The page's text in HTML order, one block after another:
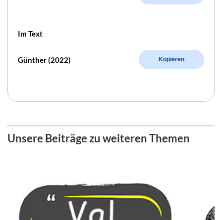
Im Text
Günther (2022) Kopieren
Unsere Beiträge zu weiteren Themen